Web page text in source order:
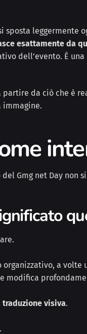
sposta leggermente
esattamente da
dell’evento. È
partire da ciò che è
immagine.
Gmg net Day non
a
modifica
visiva.